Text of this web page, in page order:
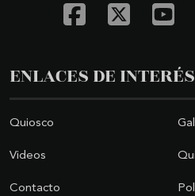
ENLACES DE INTERÉS
Quiosco
Videos
Contacto